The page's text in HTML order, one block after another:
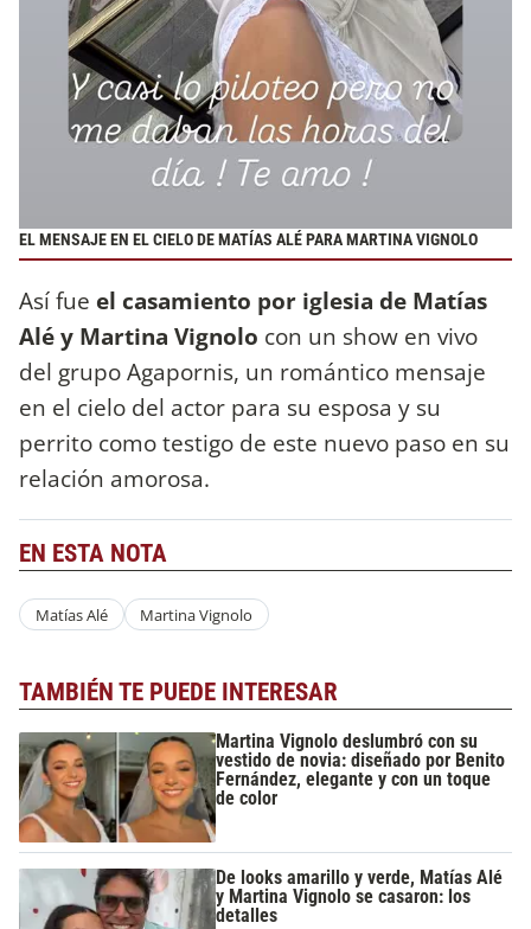
EL MENSAJE EN EL CIELO DE MATÍAS ALÉ PARA MARTINA VIGNOLO
Así fue el casamiento por iglesia de Matías
Alé y Martina Vignolo con un show en vivo
del grupo Agapornis, un romántico mensaje
en el cielo del actor para su esposa y su
perrito como testigo de este nuevo paso en su
relación amorosa.
EN ESTA NOTA
Matías Alé Martina Vignolo
TAMBIÉN TE PUEDE INTERESAR
Martina Vignolo deslumbró con su
vestido de novia: diseñado por Benito
Fernández, elegante y con un toque
de color
De looks amarillo y verde, Matías Alé
y Martina Vignolo se casaron: los
detalles